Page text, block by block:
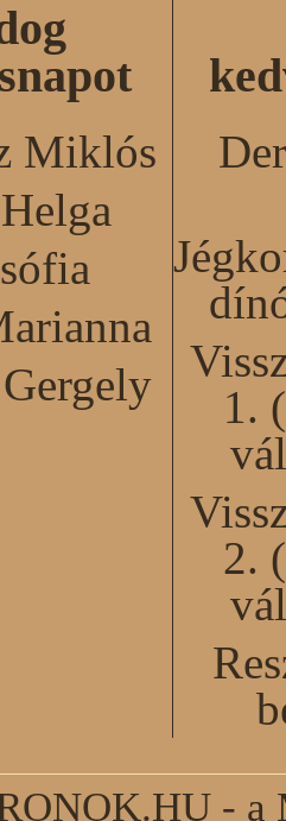
Miklós
1.
2.
- a